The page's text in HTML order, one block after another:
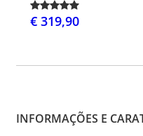
€ 319,90
INFORMAÇÕES E